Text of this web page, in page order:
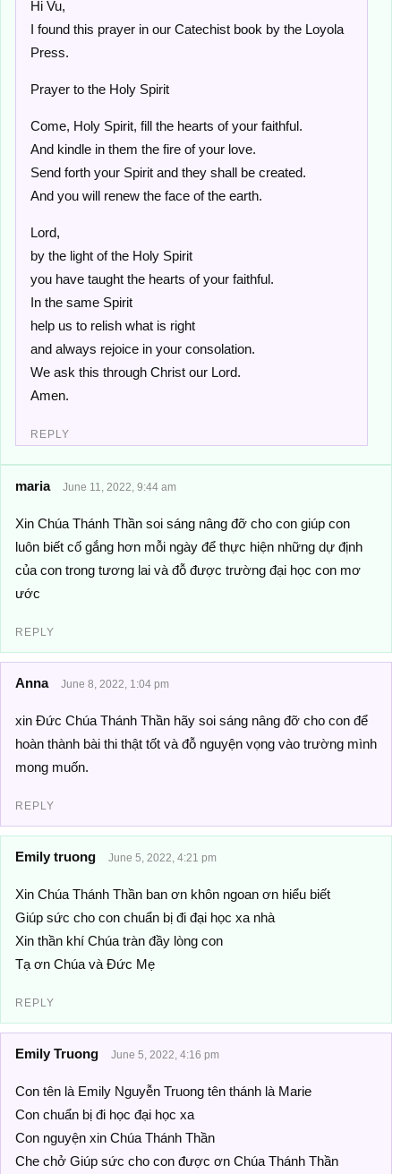
Hi Vu,
I found this prayer in our Catechist book by the Loyola
Press.
Prayer to the Holy Spirit
Come, Holy Spirit, fill the hearts of your faithful.
And kindle in them the fire of your love.
Send forth your Spirit and they shall be created.
And you will renew the face of the earth.
Lord,
by the light of the Holy Spirit
you have taught the hearts of your faithful.
In the same Spirit
help us to relish what is right
and always rejoice in your consolation.
We ask this through Christ our Lord.
Amen.
REPLY
maria June 11, 2022, 9:44 am
Xin Chúa Thánh Thần soi sáng nâng đỡ cho con giúp con
luôn biết cố gắng hơn mỗi ngày để thực hiện những dự định
của con trong tương lai và đỗ được trường đại học con mơ
ước
REPLY
Anna June 8, 2022, 1:04 pm
xin Đức Chúa Thánh Thần hãy soi sáng nâng đỡ cho con để
hoàn thành bài thi thật tốt và đỗ nguyện vọng vào trường mình
mong muốn.
REPLY
Emily truong June 5, 2022, 4:21 pm
Xin Chúa Thánh Thần ban ơn khôn ngoan ơn hiểu biết
Giúp sức cho con chuẩn bị đi đại học xa nhà
Xin thần khí Chúa tràn đầy lòng con
Tạ ơn Chúa và Đức Mẹ
REPLY
Emily Truong June 5, 2022, 4:16 pm
Con tên là Emily Nguyễn Truong tên thánh là Marie
Con chuẩn bị đi học đại học xa
Con nguyện xin Chúa Thánh Thần
Che chở Giúp sức cho con được ơn Chúa Thánh Thần